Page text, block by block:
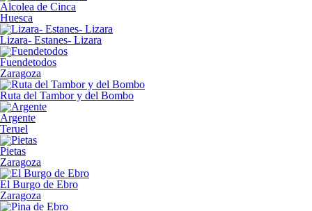
Alcolea de Cinca
Huesca
Lizara- Estanes- Lizara
Fuendetodos
Zaragoza
Ruta del Tambor y del Bombo
Argente
Teruel
Pietas
Zaragoza
El Burgo de Ebro
Zaragoza